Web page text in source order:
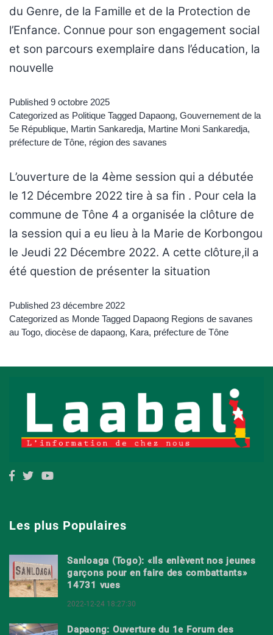
du Genre, de la Famille et de la Protection de
l’Enfance. Connue pour son engagement social
et son parcours exemplaire dans l’éducation, la
nouvelle
Published 9 octobre 2025
Categorized as Politique Tagged Dapaong, Gouvernement de la
5e République, Martin Sankaredja, Martine Moni Sankaredja,
préfecture de Tône, région des savanes
L’ouverture de la 4ème session qui a débutée
le 12 Décembre 2022 tire à sa fin . Pour cela la
commune de Tône 4 a organisée la clôture de
la session qui a eu lieu à la Marie de Korbongou
le Jeudi 22 Décembre 2022. A cette clôture,il a
été question de présenter la situation
Published 23 décembre 2022
Categorized as Monde Tagged Dapaong Regions de savanes
au Togo, diocèse de dapaong, Kara, préfecture de Tône
Les plus Populaires
Sanloaga (Togo): «Ils enlèvent nos jeunes
garçons pour en faire des combattants»
14731 vues
2022-12-24 18:27:30
Dapaong: Ouverture du 1e Forum des